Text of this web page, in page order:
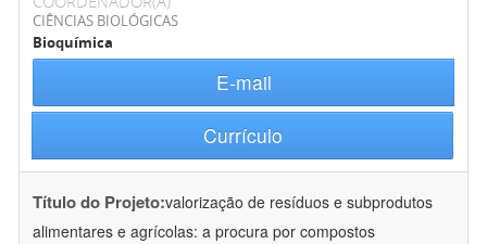
CIÊNCIAS BIOLÓGICAS
Bioquímica
E-mail
Currículo
Título do Projeto:valorização de resíduos e subprodutos
alimentares e agrícolas: a procura por compostos